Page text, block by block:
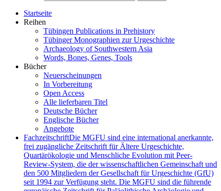
Startseite
Reihen
Tübingen Publications in Prehistory
Tübinger Monographien zur Urgeschichte
Archaeology of Southwestern Asia
Words, Bones, Genes, Tools
Bücher
Neuerscheinungen
In Vorbereitung
Open Access
Alle lieferbaren Titel
Deutsche Bücher
Englische Bücher
Angebote
FachzeitschriftDie MGFU sind eine international anerkannte,
frei zugängliche Zeitschrift für Ältere Urgeschichte,
Quartärökologie und Menschliche Evolution mit Peer-
Review-System, die der wissenschaftlichen Gemeinschaft und
den 500 Mitgliedern der Gesellschaft für Urgeschichte (GfU)
seit 1994 zur Verfügung steht. Die MGFU sind die führende